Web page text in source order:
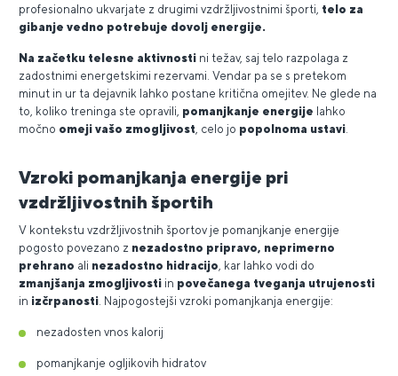
profesionalno ukvarjate z drugimi vzdržljivostnimi športi, telo za
gibanje vedno potrebuje dovolj energije.
Na začetku telesne aktivnosti ni težav, saj telo razpolaga z
zadostnimi energetskimi rezervami. Vendar pa se s pretekom
minut in ur ta dejavnik lahko postane kritična omejitev. Ne glede na
to, koliko treninga ste opravili, pomanjkanje energije lahko
močno omeji vašo zmogljivost , celo jo popolnoma ustavi
Vzroki pomanjkanja energije pri
vzdržljivostnih športih
V kontekstu vzdržljivostnih športov je pomanjkanje energije
pogosto povezano z nezadostno pripravo, neprimerno
prehrano ali nezadostno hidracijo , kar lahko vodi do
zmanjšanja zmogljivosti in povečanega tveganja utrujenosti
in izčrpanosti . Najpogostejši vzroki pomanjkanja energije:
nezadosten vnos kalorij
pomanjkanje ogljikovih hidratov